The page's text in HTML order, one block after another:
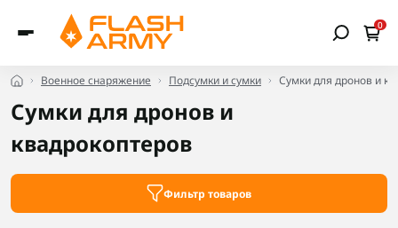
0
Военное снаряжение Подсумки и сумки Сумки для дронов и
Сумки для дронов и
квадрокоптеров
Фильтр товаров